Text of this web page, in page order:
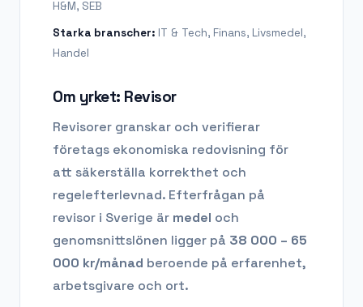
H&M, SEB
Starka branscher: IT & Tech, Finans, Livsmedel,
Handel
Om yrket: Revisor
Revisorer granskar och verifierar
företags ekonomiska redovisning för
att säkerställa korrekthet och
regelefterlevnad. Efterfrågan på
revisor i Sverige är medel och
genomsnittslönen ligger på 38 000 – 65
000 kr/månad beroende på erfarenhet,
arbetsgivare och ort.